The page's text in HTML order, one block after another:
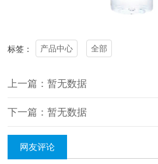
标签： 产品中心 全部
上一篇：暂无数据
下一篇：暂无数据
网友评论